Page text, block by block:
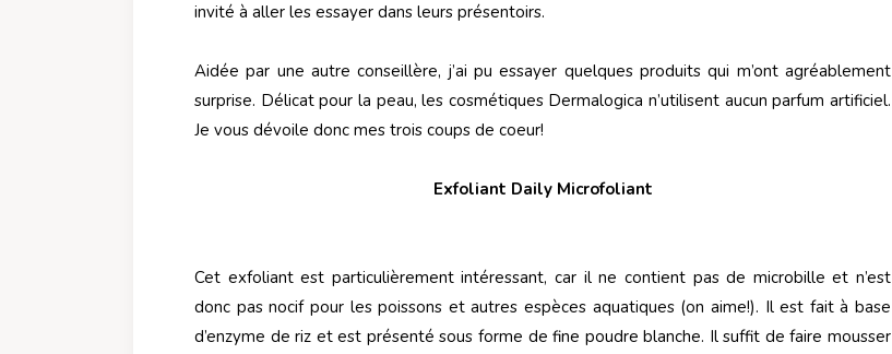
invité à aller les essayer dans leurs présentoirs.
Aidée par une autre conseillère, j’ai pu essayer quelques produits qui m’ont agréablement
surprise. Délicat pour la peau, les cosmétiques Dermalogica n’utilisent aucun parfum artificiel.
Je vous dévoile donc mes trois coups de coeur!
Exfoliant Daily Microfoliant
Cet exfoliant est particulièrement intéressant, car il ne contient pas de microbille et n’est
donc pas nocif pour les poissons et autres espèces aquatiques (on aime!). Il est fait à base
d’enzyme de riz et est présenté sous forme de fine poudre blanche. Il suffit de faire mousser